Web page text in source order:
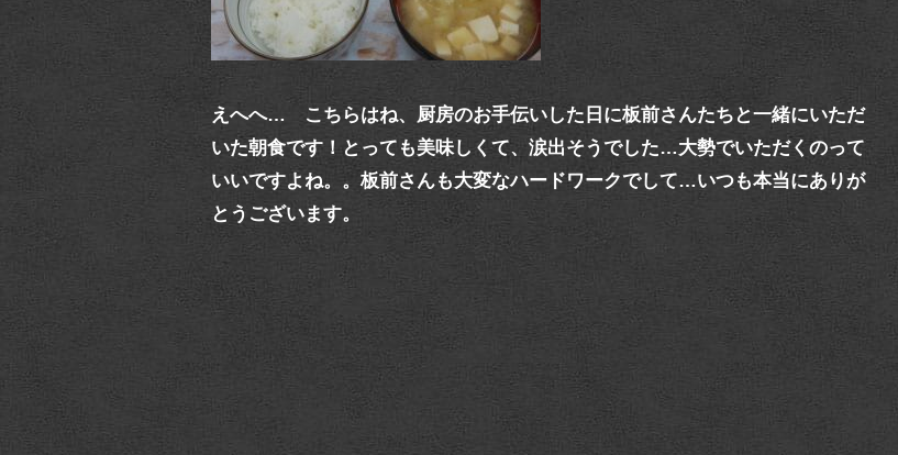
えへへ… こちらはね、厨房のお手伝いした日に板前さんたちと一緒にいただ
いた朝食です！とっても美味しくて、涙出そうでした…大勢でいただくのって
いいですよね。。板前さんも大変なハードワークでして…いつも本当にありが
とうございます。